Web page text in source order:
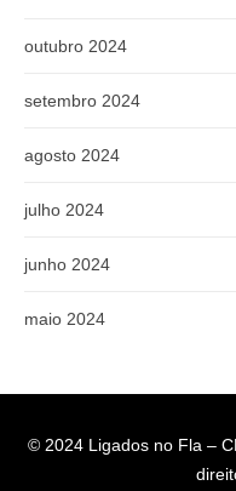
outubro 2024
setembro 2024
agosto 2024
julho 2024
junho 2024
maio 2024
© 2024 Ligados no Fla –